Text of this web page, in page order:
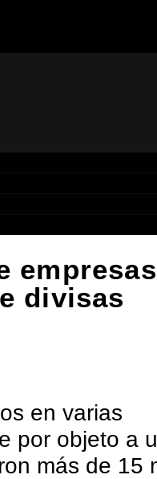
empresas
divisas
en varias
por objeto a
más de 15